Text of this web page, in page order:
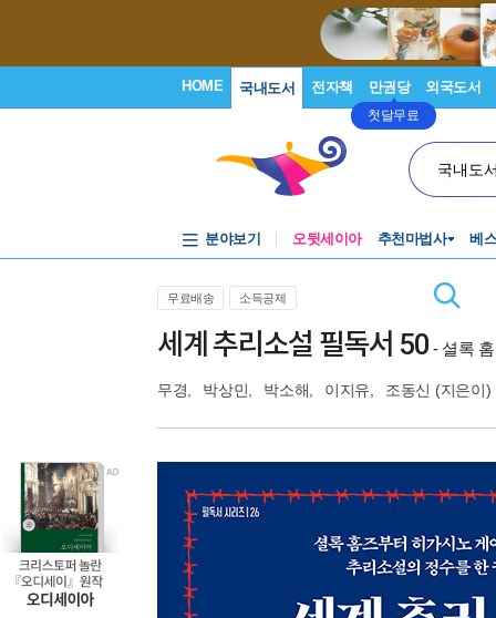
HOME 국내도서 전자책 만권당
첫달무료
외국도서
국내도
분야보기 오뒷세이아 추천마법사 베
무료배송 소득공제
세계 추리소설 필독서 50 - 셜록
무경 박상민 박소해 이지유 조동신 (지은이)